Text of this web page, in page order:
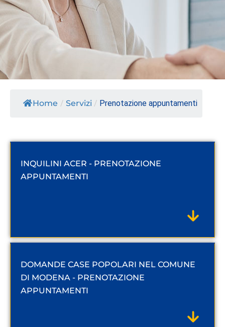
Home / Servizi / Prenotazione appuntamenti
INQUILINI ACER - PRENOTAZIONE
APPUNTAMENTI
DOMANDE CASE POPOLARI NEL COMUNE
DI MODENA - PRENOTAZIONE
APPUNTAMENTI